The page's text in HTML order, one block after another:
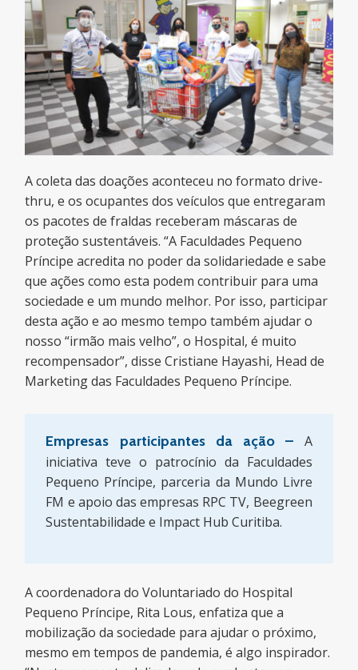
A coleta das doações aconteceu no formato drive-
thru, e os ocupantes dos veículos que entregaram
os pacotes de fraldas receberam máscaras de
proteção sustentáveis. “A Faculdades Pequeno
Príncipe acredita no poder da solidariedade e sabe
que ações como esta podem contribuir para uma
sociedade e um mundo melhor. Por isso, participar
desta ação e ao mesmo tempo também ajudar o
nosso “irmão mais velho”, o Hospital, é muito
recompensador”, disse Cristiane Hayashi, Head de
Marketing das Faculdades Pequeno Príncipe.
Empresas participantes da ação – A
iniciativa teve o patrocínio da Faculdades
Pequeno Príncipe, parceria da Mundo Livre
FM e apoio das empresas RPC TV, Beegreen
Sustentabilidade e Impact Hub Curitiba.
A coordenadora do Voluntariado do Hospital
Pequeno Príncipe, Rita Lous, enfatiza que a
mobilização da sociedade para ajudar o próximo,
mesmo em tempos de pandemia, é algo inspirador.